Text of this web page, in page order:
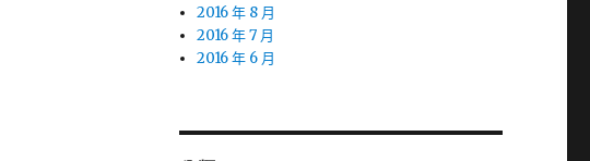
2016 年 8 月
2016 年 7 月
2016 年 6 月